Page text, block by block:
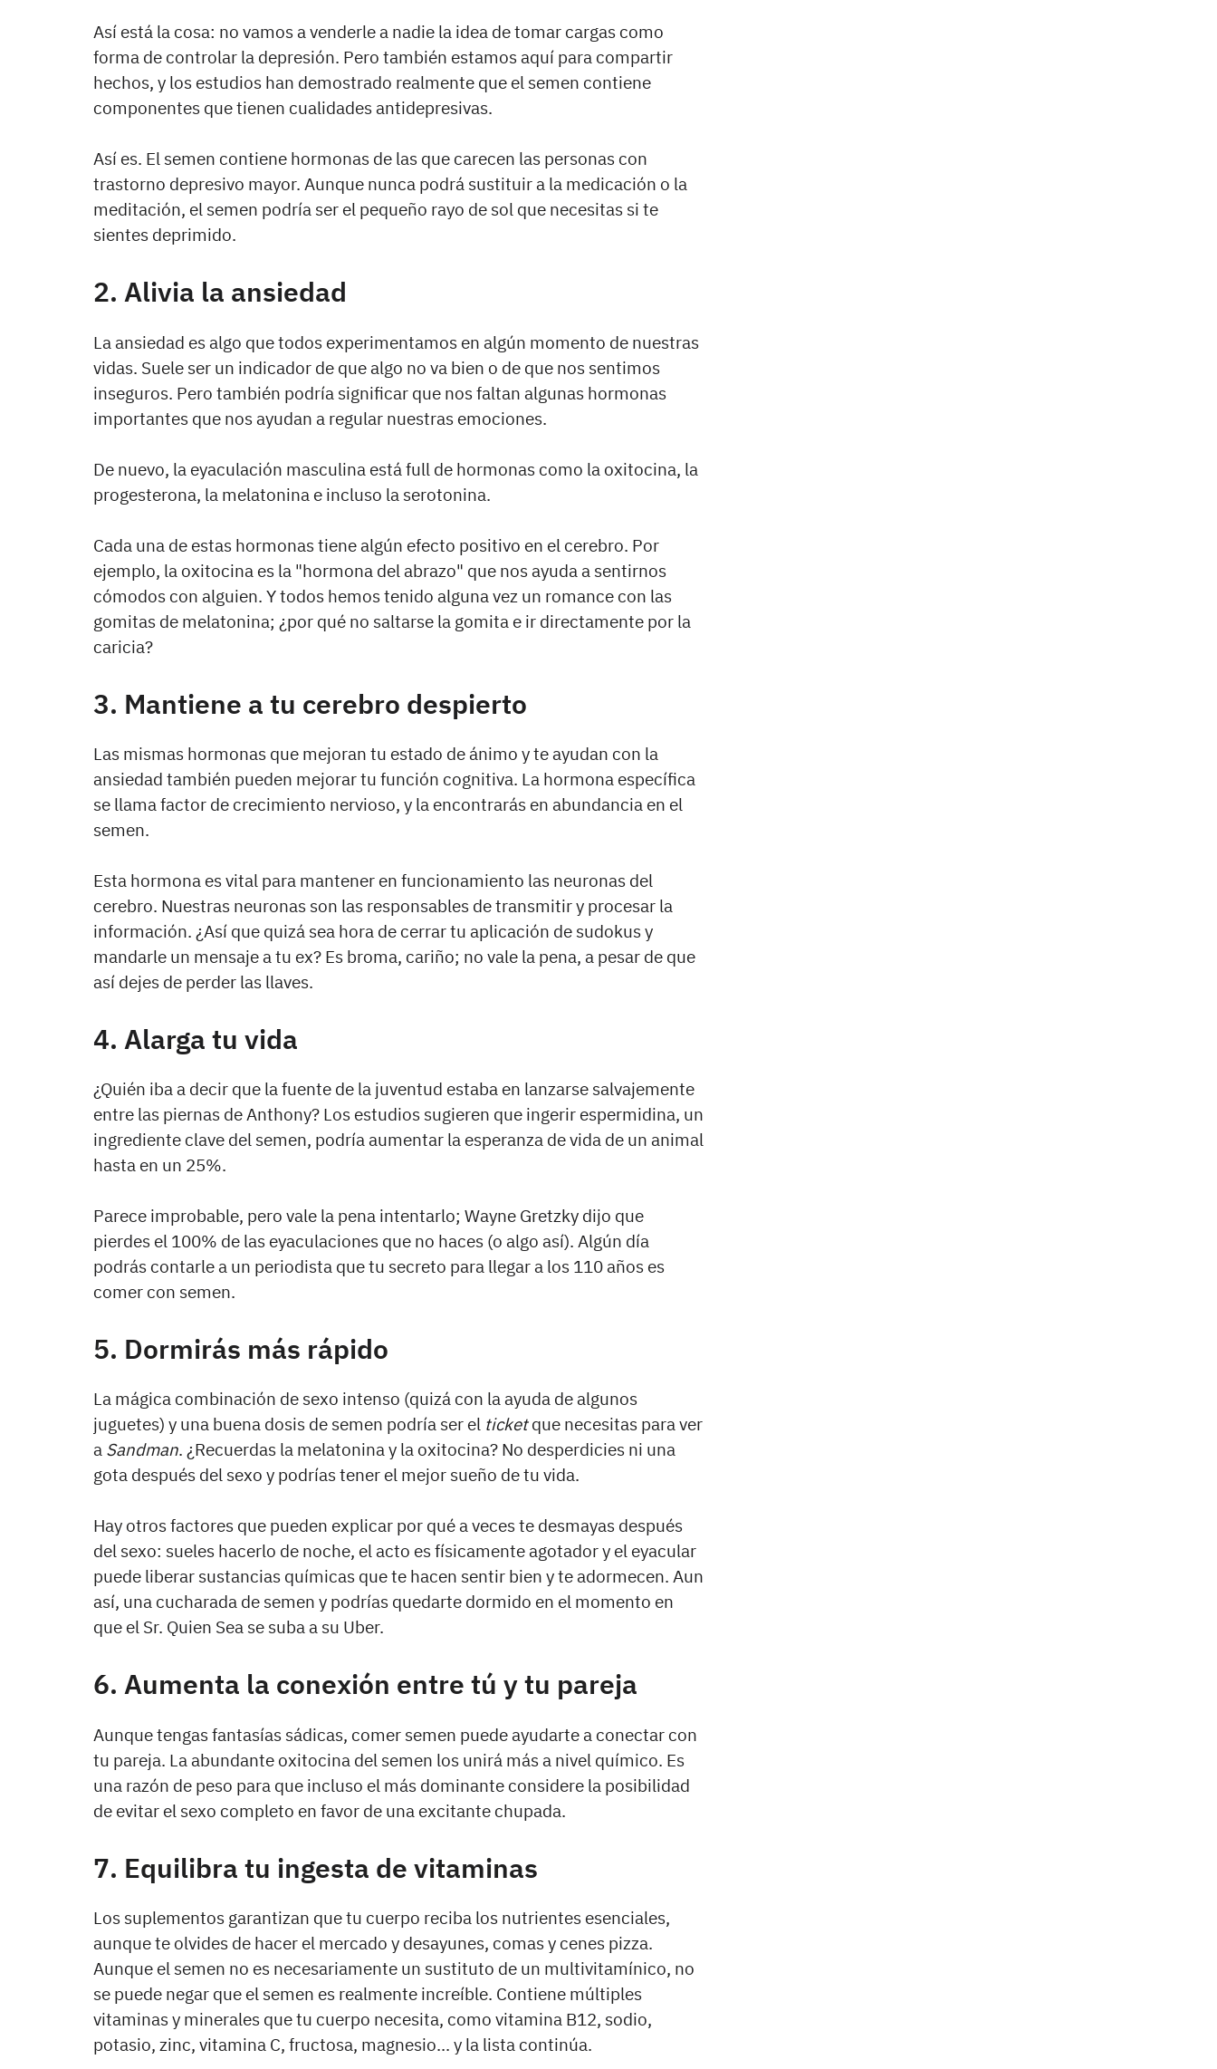
Así está la cosa: no vamos a venderle a nadie la idea de tomar cargas como
forma de controlar la depresión. Pero también estamos aquí para compartir
hechos, y los estudios han demostrado realmente que el semen contiene
componentes que tienen cualidades antidepresivas.
Así es. El semen contiene hormonas de las que carecen las personas con
trastorno depresivo mayor. Aunque nunca podrá sustituir a la medicación o la
meditación, el semen podría ser el pequeño rayo de sol que necesitas si te
sientes deprimido.
2. Alivia la ansiedad
La ansiedad es algo que todos experimentamos en algún momento de nuestras
vidas. Suele ser un indicador de que algo no va bien o de que nos sentimos
inseguros. Pero también podría significar que nos faltan algunas hormonas
importantes que nos ayudan a regular nuestras emociones.
De nuevo, la eyaculación masculina está full de hormonas como la oxitocina, la
progesterona, la melatonina e incluso la serotonina.
Cada una de estas hormonas tiene algún efecto positivo en el cerebro. Por
ejemplo, la oxitocina es la "hormona del abrazo" que nos ayuda a sentirnos
cómodos con alguien. Y todos hemos tenido alguna vez un romance con las
gomitas de melatonina; ¿por qué no saltarse la gomita e ir directamente por la
caricia?
3. Mantiene a tu cerebro despierto
Las mismas hormonas que mejoran tu estado de ánimo y te ayudan con la
ansiedad también pueden mejorar tu función cognitiva. La hormona específica
se llama factor de crecimiento nervioso, y la encontrarás en abundancia en el
semen.
Esta hormona es vital para mantener en funcionamiento las neuronas del
cerebro. Nuestras neuronas son las responsables de transmitir y procesar la
información. ¿Así que quizá sea hora de cerrar tu aplicación de sudokus y
mandarle un mensaje a tu ex? Es broma, cariño; no vale la pena, a pesar de que
así dejes de perder las llaves.
4. Alarga tu vida
¿Quién iba a decir que la fuente de la juventud estaba en lanzarse salvajemente
entre las piernas de Anthony? Los estudios sugieren que ingerir espermidina, un
ingrediente clave del semen, podría aumentar la esperanza de vida de un animal
hasta en un 25%.
Parece improbable, pero vale la pena intentarlo; Wayne Gretzky dijo que
pierdes el 100% de las eyaculaciones que no haces (o algo así). Algún día
podrás contarle a un periodista que tu secreto para llegar a los 110 años es
comer con semen.
5. Dormirás más rápido
La mágica combinación de sexo intenso (quizá con la ayuda de algunos
juguetes) y una buena dosis de semen podría ser el ticketque necesitas para ver
a Sandman. ¿Recuerdas la melatonina y la oxitocina? No desperdicies ni una
gota después del sexo y podrías tener el mejor sueño de tu vida.
Hay otros factores que pueden explicar por qué a veces te desmayas después
del sexo: sueles hacerlo de noche, el acto es físicamente agotador y el eyacular
puede liberar sustancias químicas que te hacen sentir bien y te adormecen. Aun
así, una cucharada de semen y podrías quedarte dormido en el momento en
que el Sr. Quien Sea se suba a su Uber.
6. Aumenta la conexión entre tú y tu pareja
Aunque tengas fantasías sádicas, comer semen puede ayudarte a conectar con
tu pareja. La abundante oxitocina del semen los unirá más a nivel químico. Es
una razón de peso para que incluso el más dominante considere la posibilidad
de evitar el sexo completo en favor de una excitante chupada.
7. Equilibra tu ingesta de vitaminas
Los suplementos garantizan que tu cuerpo reciba los nutrientes esenciales,
aunque te olvides de hacer el mercado y desayunes, comas y cenes pizza.
Aunque el semen no es necesariamente un sustituto de un multivitamínico, no
se puede negar que el semen es realmente increíble. Contiene múltiples
vitaminas y minerales que tu cuerpo necesita, como vitamina B12, sodio,
potasio, zinc, vitamina C, fructosa, magnesio... y la lista continúa.